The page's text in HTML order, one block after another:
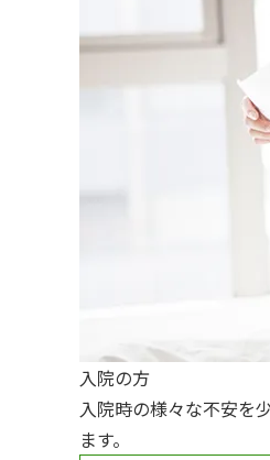
入院の方
入院時の様々な不安を
ます。